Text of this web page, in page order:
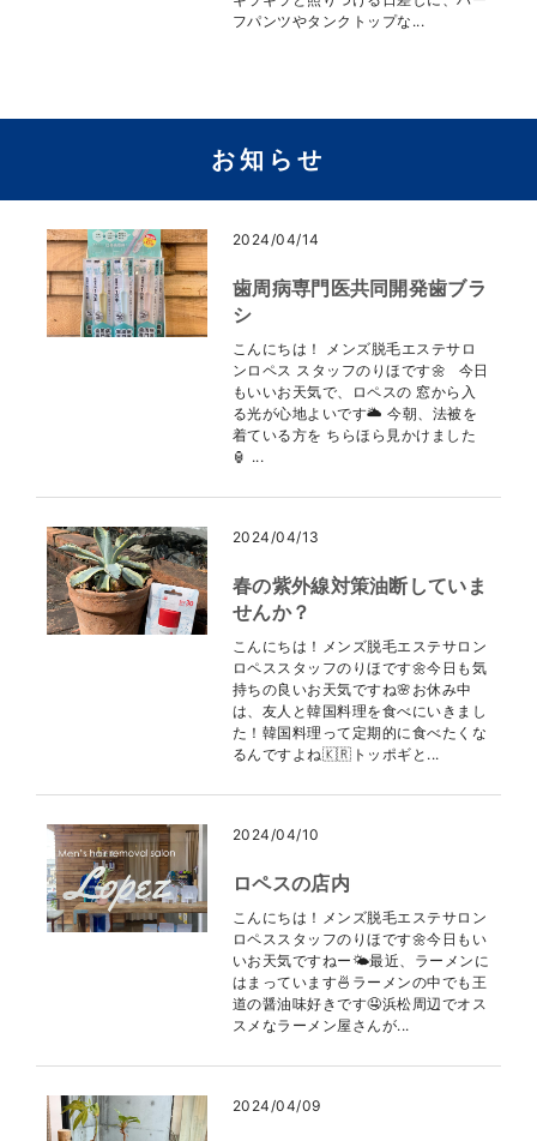
フパンツやタンクトップな...
お知らせ
2024/04/14
歯周病専門医共同開発歯ブラ
シ
こんにちは！ メンズ脱毛エステサロ
ンロペス スタッフのりほです🌼 今日
もいいお天気で、ロペスの 窓から入
る光が心地よいです🌥️ 今朝、法被を
着ている方を ちらほら見かけました
🏮 ...
2024/04/13
春の紫外線対策油断していま
せんか？
こんにちは！メンズ脱毛エステサロン
ロペススタッフのりほです🌼今日も気
持ちの良いお天気ですね🌸お休み中
は、友人と韓国料理を食べにいきまし
た！韓国料理って定期的に食べたくな
るんですよね🇰🇷トッポギと...
2024/04/10
ロペスの店内
こんにちは！メンズ脱毛エステサロン
ロペススタッフのりほです🌼今日もい
いお天気ですねー🌤最近、ラーメンに
はまっています🍜ラーメンの中でも王
道の醤油味好きです🤤浜松周辺でオス
スメなラーメン屋さんが...
2024/04/09